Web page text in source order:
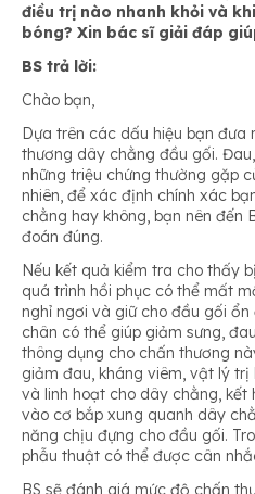
điều trị nào nhanh khỏi và
bóng? Xin bác sĩ giải đáp
BS trả lời:
Chào bạn,
Dựa trên các dấu hiệu bạn đưa
thương dây chằng đầu gối.
những triệu chứng thường gặp
nhiên, để xác định chính xác
chằng hay không, bạn nên đến
đoán đúng.
Nếu kết quả kiểm tra cho thấy
quá trình hồi phục có thể mất
nghỉ ngơi và giữ cho đầu gối
chân có thể giúp giảm sưng,
thông dụng cho chấn thương
giảm đau, kháng viêm, vật lý
và linh hoạt cho dây chằng,
vào cơ bắp xung quanh dây
năng chịu đựng cho đầu gối.
phẫu thuật có thể được cân
BS sẽ đánh giá mức độ chấn